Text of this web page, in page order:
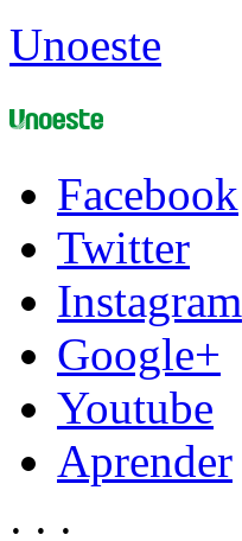
Unoeste
Facebook
Twitter
Instagram
Google+
Youtube
Aprender